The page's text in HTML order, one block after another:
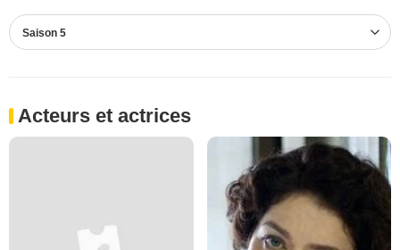
Saison 5
Acteurs et actrices